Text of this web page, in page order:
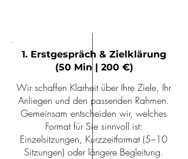
1. Erstgespräch & Zielklärung
(50 Min | 200 €)
Wir schaffen Klarheit über Ihre Ziele, Ihr
Anliegen und den passenden Rahmen.
Gemeinsam entscheiden wir, welches
Format für Sie sinnvoll ist:
Einzelsitzungen, Kurzzeitformat (5–10
Sitzungen) oder längere Begleitung.